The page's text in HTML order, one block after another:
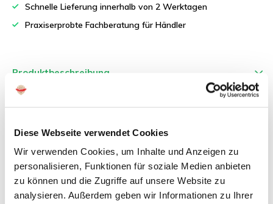
Diese Webseite verwendet Cookies
Wir verwenden Cookies, um Inhalte und Anzeigen zu
personalisieren, Funktionen für soziale Medien anbieten
zu können und die Zugriffe auf unsere Website zu
analysieren. Außerdem geben wir Informationen zu Ihrer
Schnelle Lieferung innerhalb von 2 Werktagen
Praxiserprobte Fachberatung für Händler
Produktbeschreibung
Spitztüten aus Papier Groß (pro 100 Stk.)
Spitztüten aus Papier für unsere Mini Würstchen.
Ähnliche Produkte: